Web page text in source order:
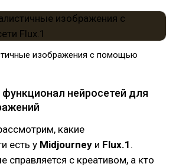
изображения с помощью
нейросетей для
какие
есть у Midjourney и Flux.1 .
справляется с креативом, а кто